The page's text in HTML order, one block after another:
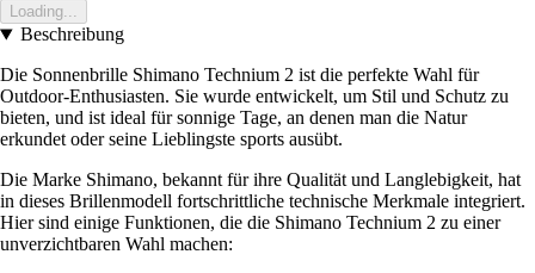
Loading...
Beschreibung
Die Sonnenbrille Shimano Technium 2 ist die perfekte Wahl für
Outdoor-Enthusiasten. Sie wurde entwickelt, um Stil und Schutz zu
bieten, und ist ideal für sonnige Tage, an denen man die Natur
erkundet oder seine Lieblingste sports ausübt.
Die Marke Shimano, bekannt für ihre Qualität und Langlebigkeit, hat
in dieses Brillenmodell fortschrittliche technische Merkmale integriert.
Hier sind einige Funktionen, die die Shimano Technium 2 zu einer
unverzichtbaren Wahl machen: